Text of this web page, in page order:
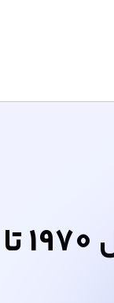
تاریخچه CRM | مدیریت ارتباط با مشتری از سال 1970 تا